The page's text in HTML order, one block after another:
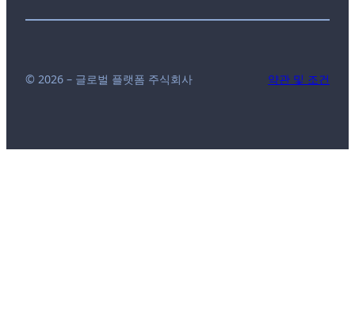
© 2026 – 글로벌 플랫폼 주식회사 약관 및 조건